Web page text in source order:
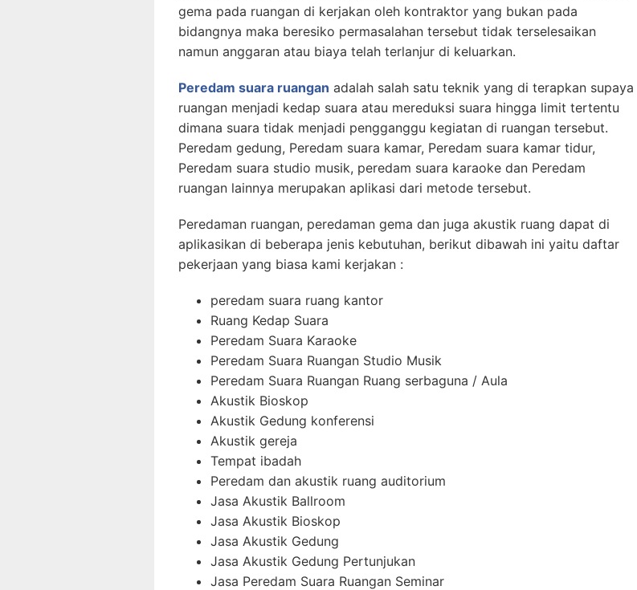
gema pada ruangan di kerjakan oleh kontraktor yang bukan pada
bidangnya maka beresiko permasalahan tersebut tidak terselesaikan
namun anggaran atau biaya telah terlanjur di keluarkan.
Peredam suara ruangan adalah salah satu teknik yang di terapkan supaya
ruangan menjadi kedap suara atau mereduksi suara hingga limit tertentu
dimana suara tidak menjadi pengganggu kegiatan di ruangan tersebut.
Peredam gedung, Peredam suara kamar, Peredam suara kamar tidur,
Peredam suara studio musik, peredam suara karaoke dan Peredam
ruangan lainnya merupakan aplikasi dari metode tersebut.
Peredaman ruangan, peredaman gema dan juga akustik ruang dapat di
aplikasikan di beberapa jenis kebutuhan, berikut dibawah ini yaitu daftar
pekerjaan yang biasa kami kerjakan :
peredam suara ruang kantor
Ruang Kedap Suara
Peredam Suara Karaoke
Peredam Suara Ruangan Studio Musik
Peredam Suara Ruangan Ruang serbaguna / Aula
Akustik Bioskop
Akustik Gedung konferensi
Akustik gereja
Tempat ibadah
Peredam dan akustik ruang auditorium
Jasa Akustik Ballroom
Jasa Akustik Bioskop
Jasa Akustik Gedung
Jasa Akustik Gedung Pertunjukan
Jasa Peredam Suara Ruangan Seminar